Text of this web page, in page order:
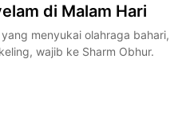
di Malam Hari
menyukai olahraga bahari,
wajib ke Sharm Obhur.